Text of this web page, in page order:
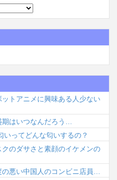
ットアニメに興味ある人少ない
期はいつなんだろう…
いってどんな匂いするの？
クのダサさと素顔のイケメンの
の悪い中国人のコンビニ店員…